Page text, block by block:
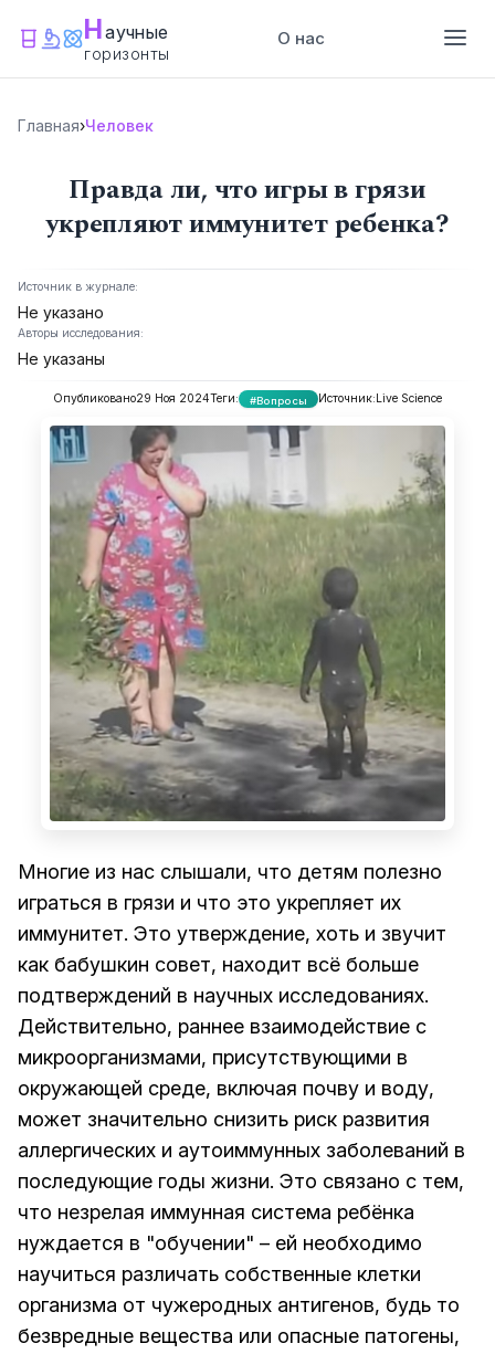
Научные
горизонты
О нас
Главная›Человек
Правда ли, что игры в грязи
укрепляют иммунитет ребенка?
Источник в журнале:
Не указано
Авторы исследования:
Не указаны
Опубликовано29 Ноя 2024Теги: #Вопросы Источник:Live Science
Многие из нас слышали, что детям полезно
играться в грязи и что это укрепляет их
иммунитет. Это утверждение, хоть и звучит
как бабушкин совет, находит всё больше
подтверждений в научных исследованиях.
Действительно, раннее взаимодействие с
микроорганизмами, присутствующими в
окружающей среде, включая почву и воду,
может значительно снизить риск развития
аллергических и аутоиммунных заболеваний в
последующие годы жизни. Это связано с тем,
что незрелая иммунная система ребёнка
нуждается в "обучении" – ей необходимо
научиться различать собственные клетки
организма от чужеродных антигенов, будь то
безвредные вещества или опасные патогены,